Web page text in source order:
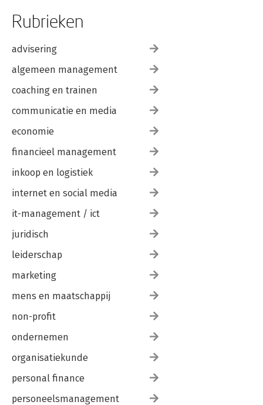
Rubrieken
advisering
algemeen management
coaching en trainen
communicatie en media
economie
financieel management
inkoop en logistiek
internet en social media
it-management / ict
juridisch
leiderschap
marketing
mens en maatschappij
non-profit
ondernemen
organisatiekunde
personal finance
personeelsmanagement